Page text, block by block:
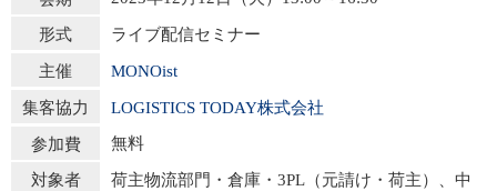
形式 ライブ配信セミナー
主催 MONOist
集客協力 LOGISTICS TODAY株式会社
参加費 無料
対象者
荷主物流部門・倉庫・3PL（元請け・荷主）、中